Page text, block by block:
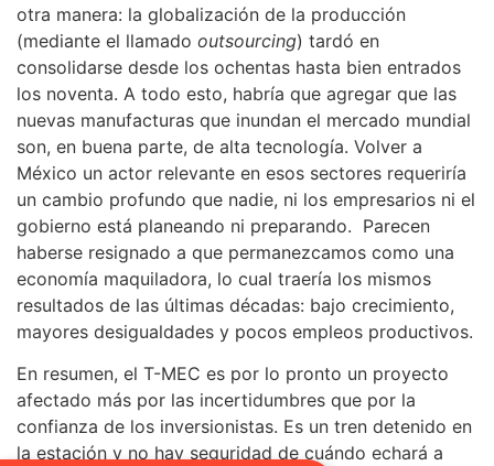
otra manera: la globalización de la producción
(mediante el llamado outsourcing) tardó en
consolidarse desde los ochentas hasta bien entrados
los noventa. A todo esto, habría que agregar que las
nuevas manufacturas que inundan el mercado mundial
son, en buena parte, de alta tecnología. Volver a
México un actor relevante en esos sectores requeriría
un cambio profundo que nadie, ni los empresarios ni el
gobierno está planeando ni preparando. Parecen
haberse resignado a que permanezcamos como una
economía maquiladora, lo cual traería los mismos
resultados de las últimas décadas: bajo crecimiento,
mayores desigualdades y pocos empleos productivos.
En resumen, el T-MEC es por lo pronto un proyecto
afectado más por las incertidumbres que por la
confianza de los inversionistas. Es un tren detenido en
la estación y no hay seguridad de cuándo echará a